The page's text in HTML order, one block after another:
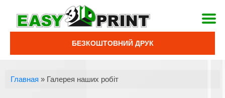
БЕЗКОШТОВНИЙ ДРУК
Главная » Галерея наших робіт